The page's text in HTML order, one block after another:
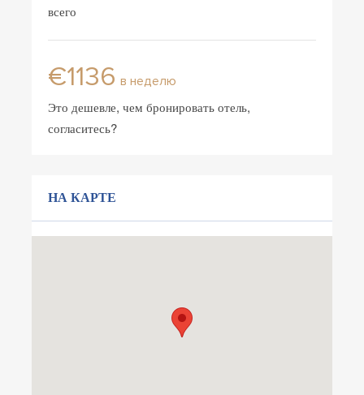
всего
€1136 в неделю
Это дешевле, чем бронировать отель,
согласитесь?
НА КАРТЕ